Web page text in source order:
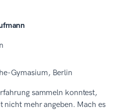
Gymasium, Berlin
sammeln konntest,
nicht mehr angeben. Mach es